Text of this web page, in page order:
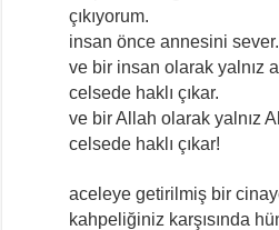
çıkıyorum.
insan önce annesini sever.
ve bir insan olarak yalnız
celsede haklı çıkar.
ve bir Allah olarak yalnız
celsede haklı çıkar!
aceleye getirilmiş bir
kahpeliğiniz karşısında